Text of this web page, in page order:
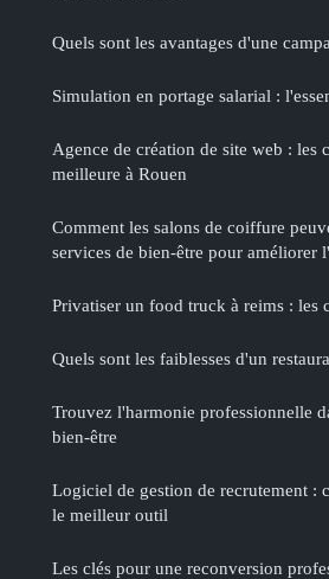
Quels sont les avantages d'une
Simulation en portage salarial :
Agence de création de site web : les
meilleure à Rouen
Comment les salons de coiffure
services de bien-être pour améliorer
Privatiser un food truck à reims : les
Quels sont les faiblesses d'un
Trouvez l'harmonie professionnelle
bien-être
Logiciel de gestion de recrutement :
le meilleur outil
Les clés pour une reconversion